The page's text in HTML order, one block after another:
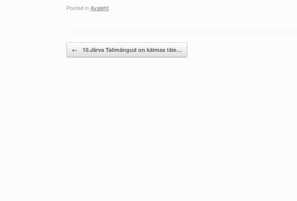
Posted inAvaleht.
Post navigation
← 10.Järva Talimängud on käimas täie…